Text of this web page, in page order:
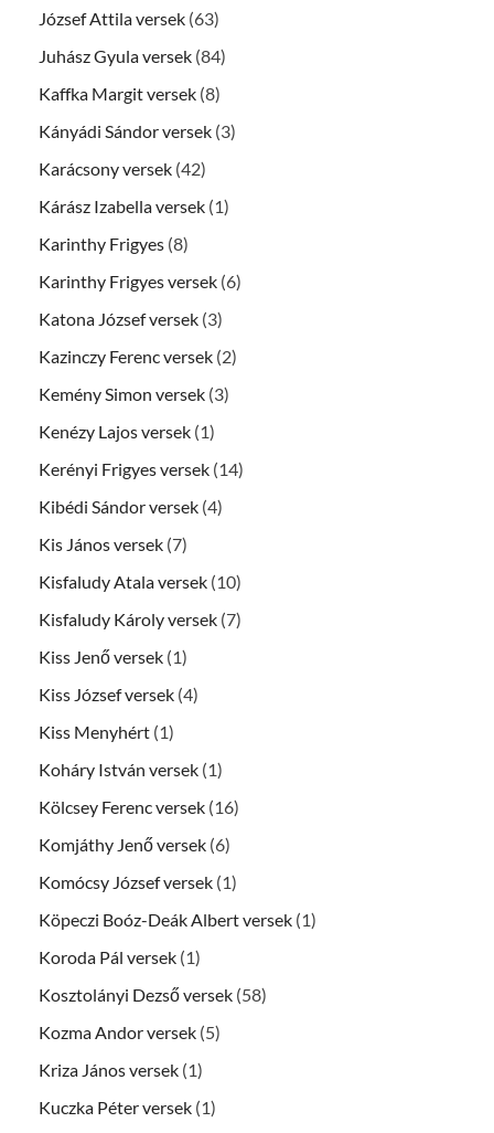
József Attila versek (63)
Juhász Gyula versek (84)
Kaffka Margit versek (8)
Kányádi Sándor versek (3)
Karácsony versek (42)
Kárász Izabella versek (1)
Karinthy Frigyes (8)
Karinthy Frigyes versek (6)
Katona József versek (3)
Kazinczy Ferenc versek (2)
Kemény Simon versek (3)
Kenézy Lajos versek (1)
Kerényi Frigyes versek (14)
Kibédi Sándor versek (4)
Kis János versek (7)
Kisfaludy Atala versek (10)
Kisfaludy Károly versek (7)
Kiss Jenő versek (1)
Kiss József versek (4)
Kiss Menyhért (1)
Koháry István versek (1)
Kölcsey Ferenc versek (16)
Komjáthy Jenő versek (6)
Komócsy József versek (1)
Köpeczi Boóz-Deák Albert versek (1)
Koroda Pál versek (1)
Kosztolányi Dezső versek (58)
Kozma Andor versek (5)
Kriza János versek (1)
Kuczka Péter versek (1)